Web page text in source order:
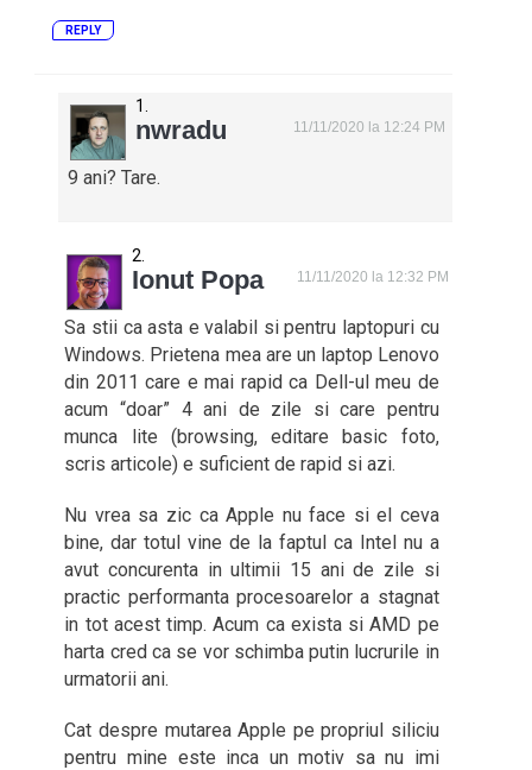
REPLY
nwradu 11/11/2020 la 12:24 PM
9 ani? Tare.
Ionut Popa 11/11/2020 la 12:32 PM
Sa stii ca asta e valabil si pentru laptopuri cu
Windows. Prietena mea are un laptop Lenovo
din 2011 care e mai rapid ca Dell-ul meu de
acum “doar” 4 ani de zile si care pentru
munca lite (browsing, editare basic foto,
scris articole) e suficient de rapid si azi.
Nu vrea sa zic ca Apple nu face si el ceva
bine, dar totul vine de la faptul ca Intel nu a
avut concurenta in ultimii 15 ani de zile si
practic performanta procesoarelor a stagnat
in tot acest timp. Acum ca exista si AMD pe
harta cred ca se vor schimba putin lucrurile in
urmatorii ani.
Cat despre mutarea Apple pe propriul siliciu
pentru mine este inca un motiv sa nu imi